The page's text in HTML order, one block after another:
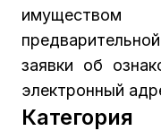
имуществом
заявки об
электронный
Категория